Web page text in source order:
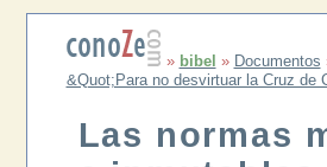
» bibel » Documentos
&Quot;Para no desvirtuar la Cruz de
Las normas